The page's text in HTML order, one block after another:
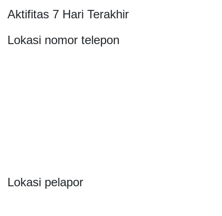
Aktifitas 7 Hari Terakhir
Lokasi nomor telepon
Lokasi pelapor